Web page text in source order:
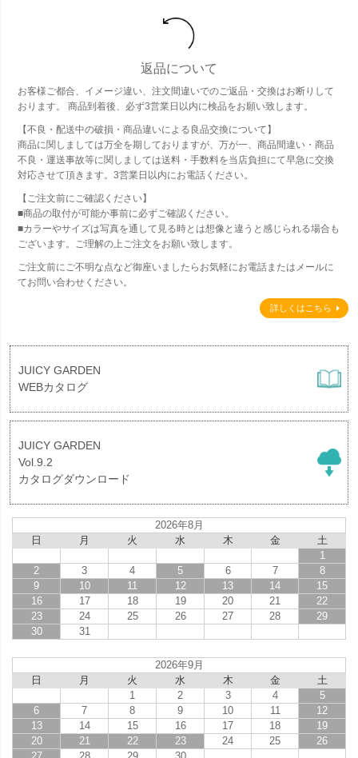
返品について
お客様ご都合、イメージ違い、注文間違いでのご返品・交換はお断りして
おります。 商品到着後、必ず3営業日以内に検品をお願い致します。
【不良・配送中の破損・商品違いによる良品交換について】
商品に関しましては万全を期しておりますが、万が一、商品間違い・商品
不良・運送事故等に関しましては送料・手数料を当店負担にて早急に交換
対応させて頂きます。3営業日以内にお電話ください。
【ご注文前にご確認ください】
■商品の取付が可能か事前に必ずご確認ください。
■カラーやサイズは写真を通して見る時とは想像と違うと感じられる場合も
ございます。ご理解の上ご注文をお願い致します。
ご注文前にご不明な点など御座いましたらお気軽にお電話またはメールに
てお問い合わせください。
詳しくはこちら
JUICY GARDEN
WEBカタログ
JUICY GARDEN
Vol.9.2
カタログダウンロード
2026年8月
日
月 火 水 木 金
土
1
2
3 4 5 6 7
8
9
10 11 12 13 14
15
16
17 18 19 20 21
22
23
24 25 26 27 28
29
30
31
2026年9月
日
月 火 水 木 金
土
1
2 3 4
5
6
7 8 9 10 11
12
13
14 15 16 17 18
19
20
21 22 23 24 25
26